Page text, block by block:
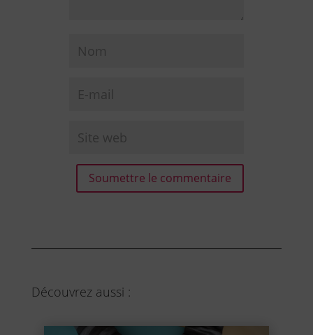
Soumettre le commentaire
Découvrez aussi :